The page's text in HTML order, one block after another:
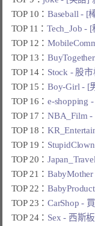
TOP 10：Baseball - [
TOP 11：Tech_Job -
TOP 12：
TOP 13：
TOP 14： Stock - 股市
TOP 15：Boy-Girl - [
TOP 16：e-shopping
TOP 17：NBA_Film
TOP 18：
TOP 19：
TOP 20：
TOP 21：
TOP 22：
TOP 23：CarShop -
TOP 24： Sex - 西斯板